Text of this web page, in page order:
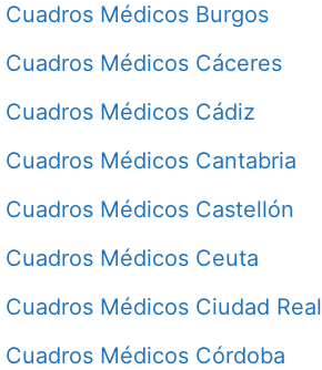
Cuadros Médicos Burgos
Cuadros Médicos Cáceres
Cuadros Médicos Cádiz
Cuadros Médicos Cantabria
Cuadros Médicos Castellón
Cuadros Médicos Ceuta
Cuadros Médicos Ciudad Real
Cuadros Médicos Córdoba